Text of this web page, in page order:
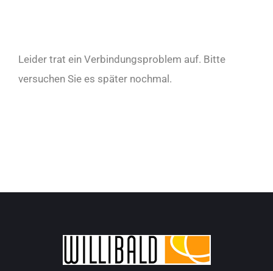
Leider trat ein Verbindungsproblem auf. Bitte
versuchen Sie es später nochmal.